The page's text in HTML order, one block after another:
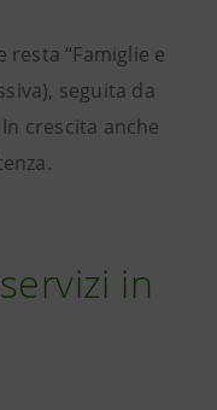
“Famiglie e
seguita da
In crescita anche
in